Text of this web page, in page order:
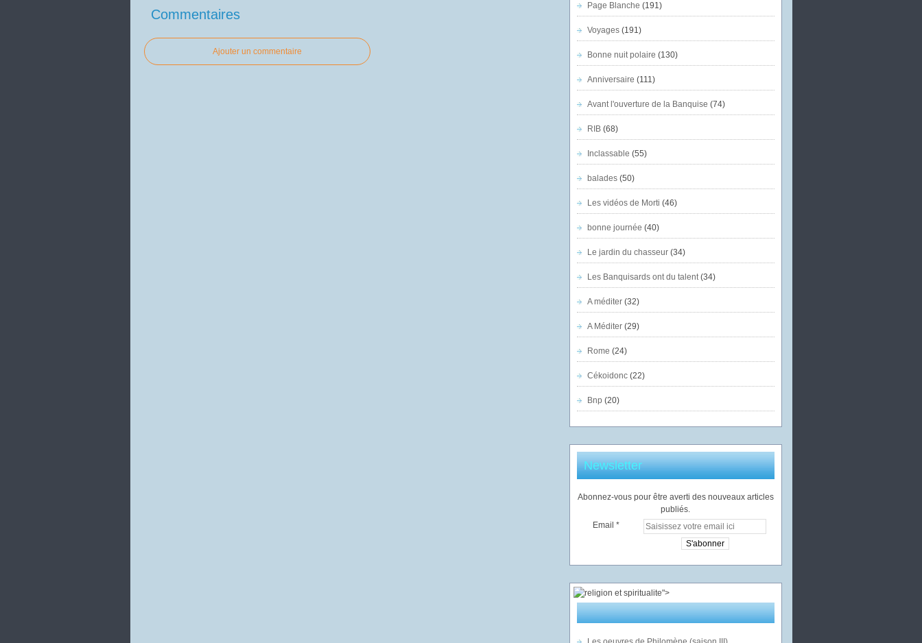
Commentaires
Ajouter un commentaire
Page Blanche (191)
Voyages(191)
Bonne nuit polaire (130)
Anniversaire (111)
Avant l'ouverture de la Banquise (74)
RIB(68)
Inclassable (55)
balades(50)
Les vidéos de Morti (46)
bonne journée (40)
Le jardin du chasseur(34)
Les Banquisards ont du talent(34)
A méditer(32)
A Méditer(29)
Rome (24)
Cékoidonc(22)
Bnp (20)
Newsletter
Abonnez-vous pour être averti des nouveaux articles
publiés.
Email
">